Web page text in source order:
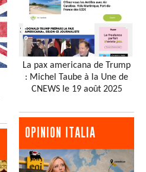
La pax americana de Trump
: Michel Taube à la Une de
CNEWS le 19 août 2025
OPINION ITALIA